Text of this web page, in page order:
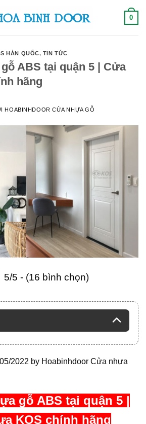
0
HÀN QUỐC, TIN TỨC
ABS tại quận 5 | Cửa
hãng
HOABINHDOOR CỬA NHỰA GỖ
5/5 - (16 bình chọn)
2022 by Hoabinhdoor Cửa nhựa
gỗ ABS tại quận 5 |
KOS chính hãng